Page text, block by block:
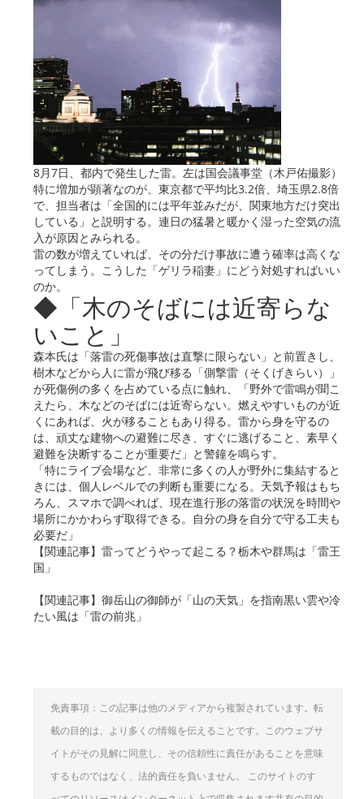
8月7日、都内で発生した雷。左は国会議事堂（木戸佑撮影）
特に増加が顕著なのが、東京都で平均比3.2倍、埼玉県2.8倍
で、担当者は「全国的には平年並みだが、関東地方だけ突出
している」と説明する。連日の猛暑と暖かく湿った空気の流
入が原因とみられる。
雷の数が増えていれば、その分だけ事故に遭う確率は高くな
ってしまう。こうした「ゲリラ稲妻」にどう対処すればいい
のか。
◆「木のそばには近寄らな
いこと」
森本氏は「落雷の死傷事故は直撃に限らない」と前置きし、
樹木などから人に雷が飛び移る「側撃雷（そくげきらい）」
が死傷例の多くを占めている点に触れ、「野外で雷鳴が聞こ
えたら、木などのそばには近寄らない。燃えやすいものが近
くにあれば、火が移ることもあり得る。雷から身を守るの
は、頑丈な建物への避難に尽き、すぐに逃げること、素早く
避難を決断することが重要だ」と警鐘を鳴らす。
「特にライブ会場など、非常に多くの人が野外に集結すると
きには、個人レベルでの判断も重要になる。天気予報はもち
ろん、スマホで調べれば、現在進行形の落雷の状況を時間や
場所にかかわらず取得できる。自分の身を自分で守る工夫も
必要だ」
【関連記事】雷ってどうやって起こる？栃木や群馬は「雷王
国」
【関連記事】御岳山の御師が「山の天気」を指南黒い雲や冷
たい風は「雷の前兆」
免責事項：この記事は他のメディアから複製されています。転
載の目的は、より多くの情報を伝えることです。このウェブサ
イトがその見解に同意し、その信頼性に責任があることを意味
するものではなく、法的責任を負いません。 このサイトのす